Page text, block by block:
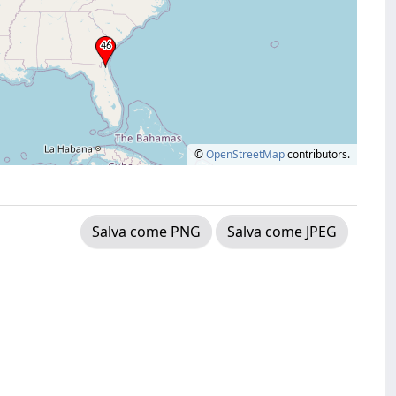
©OpenStreetMapcontributors.
Salva come PNG Salva come JPEG